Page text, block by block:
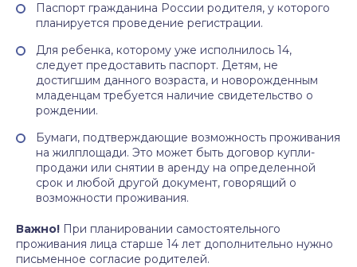
Паспорт гражданина России родителя, у которого
планируется проведение регистрации.
Для ребенка, которому уже исполнилось 14,
следует предоставить паспорт. Детям, не
достигшим данного возраста, и новорожденным
младенцам требуется наличие свидетельство о
рождении.
Бумаги, подтверждающие возможность проживания
на жилплощади. Это может быть договор купли-
продажи или снятии в аренду на определенной
срок и любой другой документ, говорящий о
возможности проживания.
Важно! При планировании самостоятельного
проживания лица старше 14 лет дополнительно нужно
письменное согласие родителей.